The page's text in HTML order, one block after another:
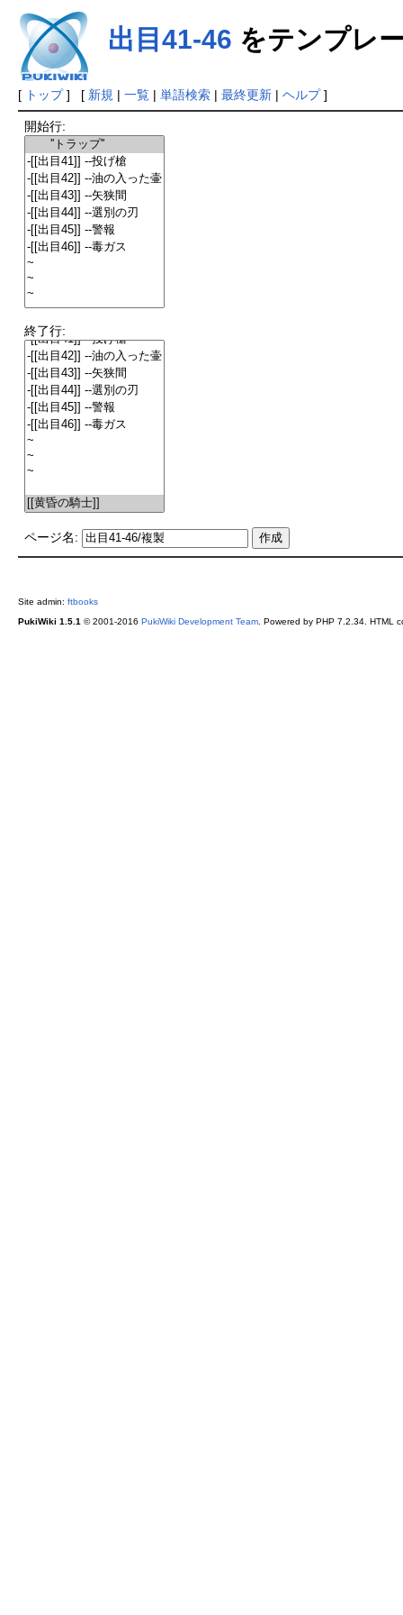
出目41-46 をテンプレ
[ トップ] [ 新規 | 一覧| 単語検索| 最終更新| ヘルプ]
開始行:
終了行:
ページ名:
Site admin: ftbooks
PukiWiki 1.5.1 © 2001-2016 PukiWiki Development Team. Powered by PHP 7.2.34. HTML